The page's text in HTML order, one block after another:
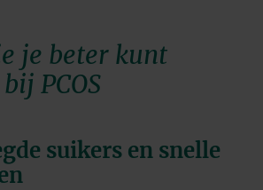
je beter kunt
PCOS
suikers en snelle